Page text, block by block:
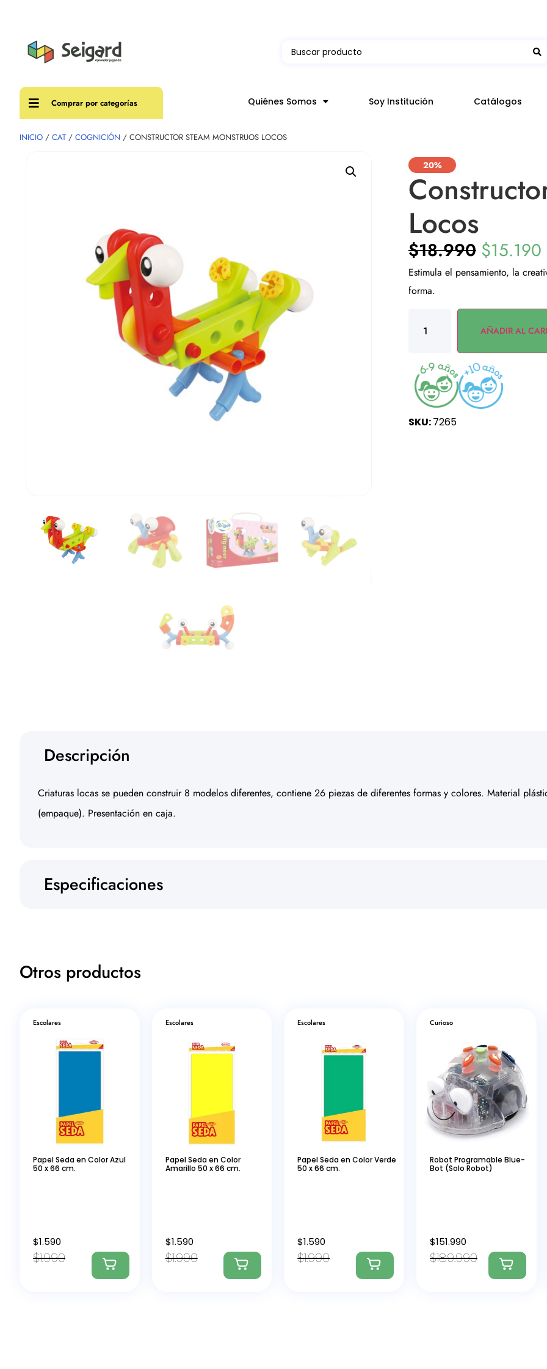
Comprar por categorías Quiénes Somos Soy Institución Catálogos
INICIO / CAT / COGNICIÓN / CONSTRUCTOR STEAM MONSTRUOS LOCOS
20%
Locos
$18.990 $15.190
Estimula el pensamiento, la
forma.
AÑADIR AL
SKU:7265
Descripción
Criaturas locas se pueden construir 8 modelos diferentes, contiene 26 piezas de diferentes formas y colores. Material
(empaque). Presentación en caja.
Especificaciones
Otros productos
Escolares
Papel Seda en Color Azul
50 x 66 cm.
$1.990
$1.590
Escolares
Papel Seda en Color
Amarillo 50 x 66 cm.
$1.990
$1.590
Escolares
Papel Seda en Color Verde
50 x 66 cm.
$1.990
$1.590
Curioso
Robot Programable Blue-
Bot (Solo Robot)
$189.990
$151.990